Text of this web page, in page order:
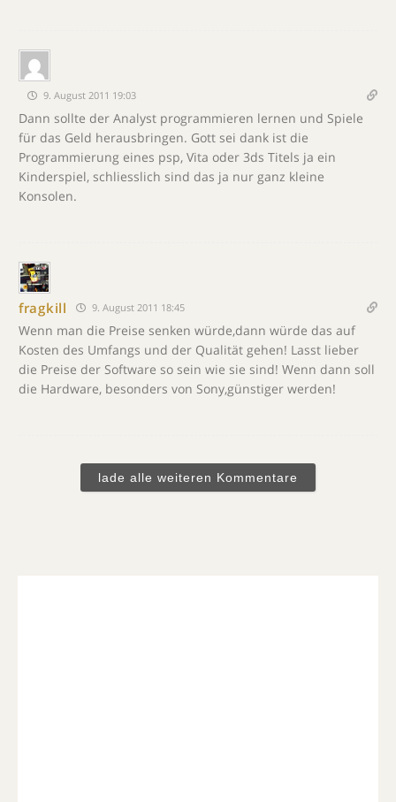
9. August 2011 19:03
Dann sollte der Analyst programmieren lernen und Spiele
für das Geld herausbringen. Gott sei dank ist die
Programmierung eines psp, Vita oder 3ds Titels ja ein
Kinderspiel, schliesslich sind das ja nur ganz kleine
Konsolen.
fragkill 9. August 2011 18:45
Wenn man die Preise senken würde,dann würde das auf
Kosten des Umfangs und der Qualität gehen! Lasst lieber
die Preise der Software so sein wie sie sind! Wenn dann soll
die Hardware, besonders von Sony,günstiger werden!
lade alle weiteren Kommentare